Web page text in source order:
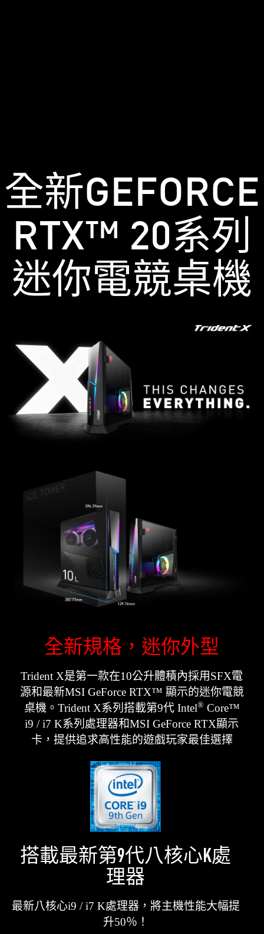
全新GEFORCE
RTX™ 20系列
迷你電競桌機
全新規格，迷你外型
Trident X是第一款在10公升體積內採用SFX電
源和最新MSI GeForce RTX™ 顯示的迷你電競
桌機。Trident X系列搭載第9代 Intel® Core™
i9 / i7 K系列處理器和MSI GeForce RTX顯示
卡，提供追求高性能的遊戲玩家最佳選擇
搭載最新第9代八核心K處
理器
最新八核心i9 / i7 K處理器，將主機性能大幅提
升50％！